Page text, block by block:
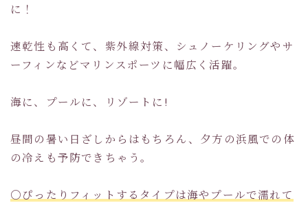
に！
速乾性も高くて、紫外線対策、シュノーケリングやサ
ーフィンなどマリンスポーツに幅広く活躍。
海に、プールに、リゾートに!
昼間の暑い日ざしからはもちろん、夕方の浜風での体
の冷えも予防できちゃう。
〇ぴったりフィットするタイプは海やプールで濡れて